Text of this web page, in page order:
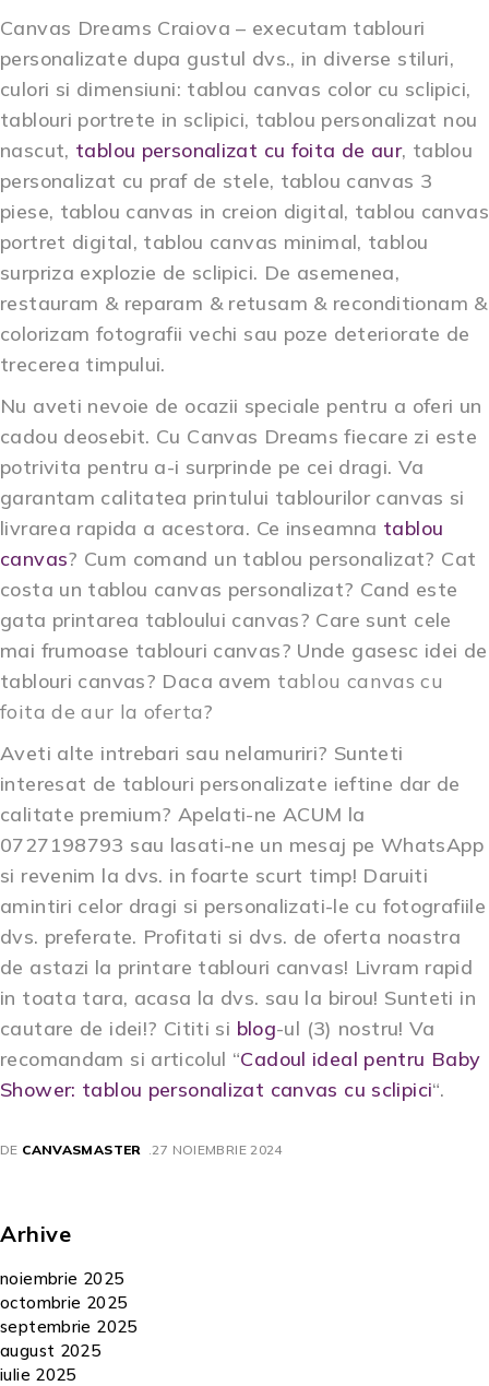
Canvas Dreams Craiova – executam tablouri
personalizate dupa gustul dvs., in diverse stiluri,
culori si dimensiuni: tablou canvas color cu sclipici,
tablouri portrete in sclipici, tablou personalizat nou
nascut, tablou personalizat cu foita de aur, tablou
personalizat cu praf de stele, tablou canvas 3
piese, tablou canvas in creion digital, tablou canvas
portret digital, tablou canvas minimal, tablou
surpriza explozie de sclipici. De asemenea,
restauram & reparam & retusam & reconditionam &
colorizam fotografii vechi sau poze deteriorate de
trecerea timpului.
Nu aveti nevoie de ocazii speciale pentru a oferi un
cadou deosebit. Cu Canvas Dreams fiecare zi este
potrivita pentru a-i surprinde pe cei dragi. Va
garantam calitatea printului tablourilor canvas si
livrarea rapida a acestora. Ce inseamna tablou
canvas? Cum comand un tablou personalizat? Cat
costa un tablou canvas personalizat? Cand este
gata printarea tabloului canvas? Care sunt cele
mai frumoase tablouri canvas? Unde gasesc idei de
tablouri canvas? Daca avem tablou canvas cu
foita de aur la oferta?
Aveti alte intrebari sau nelamuriri? Sunteti
interesat de tablouri personalizate ieftine dar de
calitate premium? Apelati-ne ACUM la
0727198793 sau lasati-ne un mesaj pe WhatsApp
si revenim la dvs. in foarte scurt timp! Daruiti
amintiri celor dragi si personalizati-le cu fotografiile
dvs. preferate. Profitati si dvs. de oferta noastra
de astazi la printare tablouri canvas! Livram rapid
in toata tara, acasa la dvs. sau la birou! Sunteti in
cautare de idei!? Cititi si blog-ul (3) nostru! Va
recomandam si articolul “Cadoul ideal pentru Baby
Shower: tablou personalizat canvas cu sclipici“.
DE CANVASMASTER 27 NOIEMBRIE 2024
Arhive
noiembrie 2025
octombrie 2025
septembrie 2025
august 2025
iulie 2025